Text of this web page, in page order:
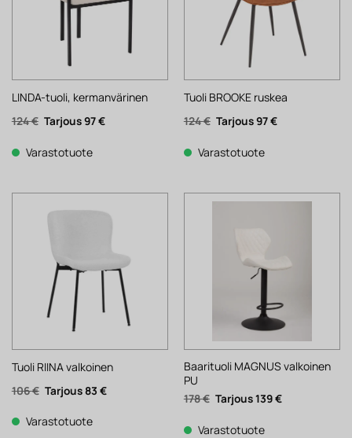
LINDA-tuoli, kermanvärinen
124€ Alkuperäinen
hinta
124 €.
97€Nykyinen
Varastotuote
Tuoli BROOKE ruskea
124€ Alkuperäinen
hinta
124 €.
97€Nykyinen
Varastotuote
Tuoli RIINA valkoinen
106€ Alkuperäinen
hinta
106 €.
83 €Nykyinen
Varastotuote
Baarituoli MAGNUS valkoinen
PU
178€ Alkuperäinen
hinta
178 €.
139€Nykyinen
Varastotuote